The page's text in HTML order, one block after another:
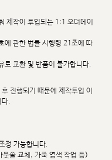
제작이 투입되는 1:1 오더메이
에 관한 법률 시행령 21조에 따
로 교환 및 반품이 불가합니다.
진행되기 때문에 제작투입 이
다.
정 가능합니다.
솔 교체, 가죽 염색 작업 등)